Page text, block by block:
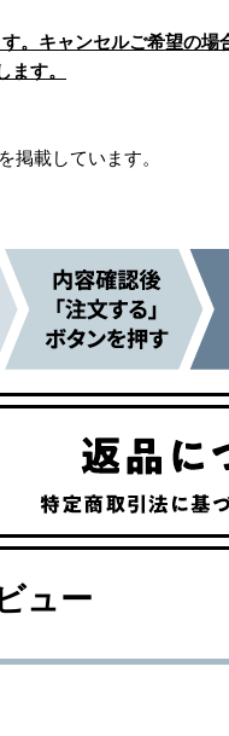
。キャンセルご希望の場
す。
掲載しています。
ュー